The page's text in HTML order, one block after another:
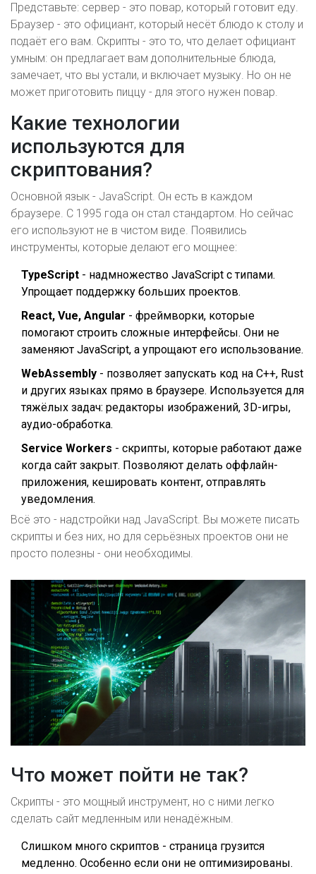
Представьте: сервер - это повар, который готовит еду.
Браузер - это официант, который несёт блюдо к столу и
подаёт его вам. Скрипты - это то, что делает официант
умным: он предлагает вам дополнительные блюда,
замечает, что вы устали, и включает музыку. Но он не
может приготовить пиццу - для этого нужен повар.
Какие технологии
используются для
скриптования?
Основной язык - JavaScript. Он есть в каждом
браузере. С 1995 года он стал стандартом. Но сейчас
его используют не в чистом виде. Появились
инструменты, которые делают его мощнее:
TypeScript - надмножество JavaScript с типами.
Упрощает поддержку больших проектов.
React, Vue, Angular - фреймворки, которые
помогают строить сложные интерфейсы. Они не
заменяют JavaScript, а упрощают его использование.
WebAssembly - позволяет запускать код на C++, Rust
и других языках прямо в браузере. Используется для
тяжёлых задач: редакторы изображений, 3D-игры,
аудио-обработка.
Service Workers - скрипты, которые работают даже
когда сайт закрыт. Позволяют делать оффлайн-
приложения, кешировать контент, отправлять
уведомления.
Всё это - надстройки над JavaScript. Вы можете писать
скрипты и без них, но для серьёзных проектов они не
просто полезны - они необходимы.
Что может пойти не так?
Скрипты - это мощный инструмент, но с ними легко
сделать сайт медленным или ненадёжным.
Слишком много скриптов - страница грузится
медленно. Особенно если они не оптимизированы.